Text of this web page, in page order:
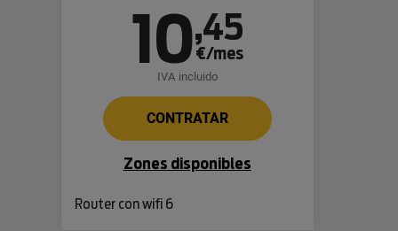
10,45
€/mes
IVA incluido
CONTRATAR
Zones disponibles
Router con wifi 6